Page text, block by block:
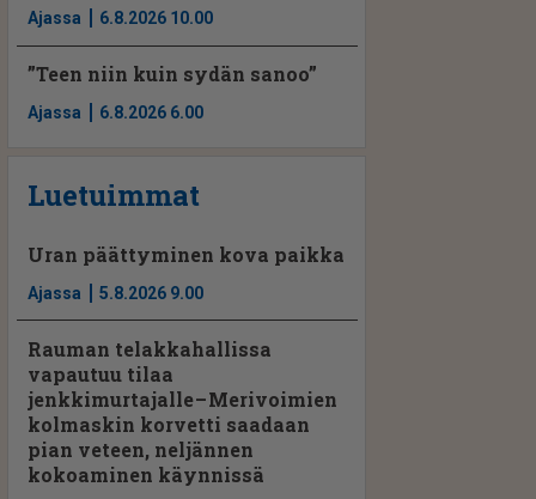
Ajassa 6.8.2026 10.00
”Teen niin kuin sydän sanoo”
Ajassa 6.8.2026 6.00
Luetuimmat
Uran päättyminen kova paikka
Ajassa 5.8.2026 9.00
Rauman telakkahallissa
vapautuu tilaa
jenkkimurtajalle – Merivoimien
kolmaskin korvetti saadaan
pian veteen, neljännen
kokoaminen käynnissä